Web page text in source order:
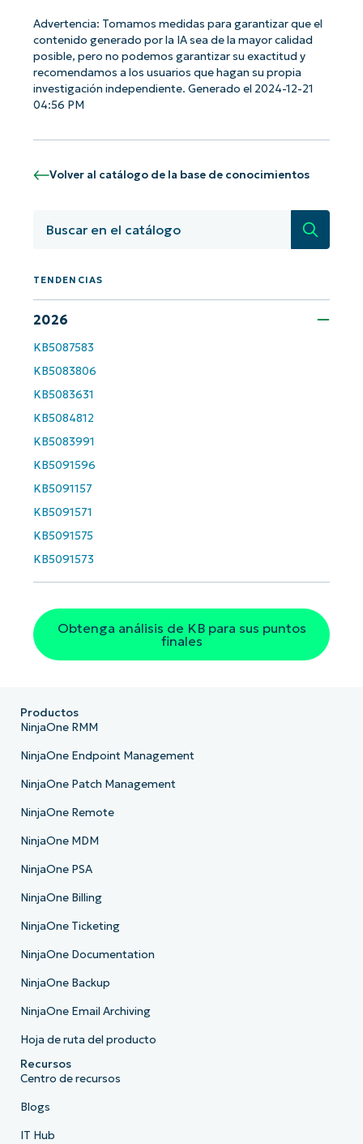
Advertencia: Tomamos medidas para garantizar que el
contenido generado por la IA sea de la mayor calidad
posible, pero no podemos garantizar su exactitud y
recomendamos a los usuarios que hagan su propia
investigación independiente. Generado el 2024-12-21
04:56 PM
Volver al catálogo de la base de conocimientos
TENDENCIAS
2026
KB5087583
KB5083806
KB5083631
KB5084812
KB5083991
KB5091596
KB5091157
KB5091571
KB5091575
KB5091573
Obtenga análisis de KB para sus puntos
finales
Business
email*
Phone
number*
Company
name*
Productos
NinjaOne RMM
NinjaOne Endpoint Management
NinjaOne Patch Management
NinjaOne Remote
NinjaOne MDM
NinjaOne PSA
NinjaOne Billing
NinjaOne Ticketing
NinjaOne Documentation
NinjaOne Backup
NinjaOne Email Archiving
Hoja de ruta del producto
Recursos
Centro de recursos
Blogs
IT Hub